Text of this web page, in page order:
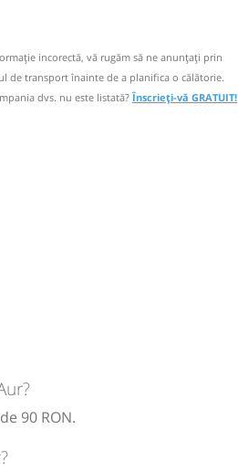
incorectă, vă rugăm să ne anunțați prin
de transport înainte de a planifica o călătorie.
dvs. nu este listată?Înscrieți-vă GRATUIT!
90 RON.